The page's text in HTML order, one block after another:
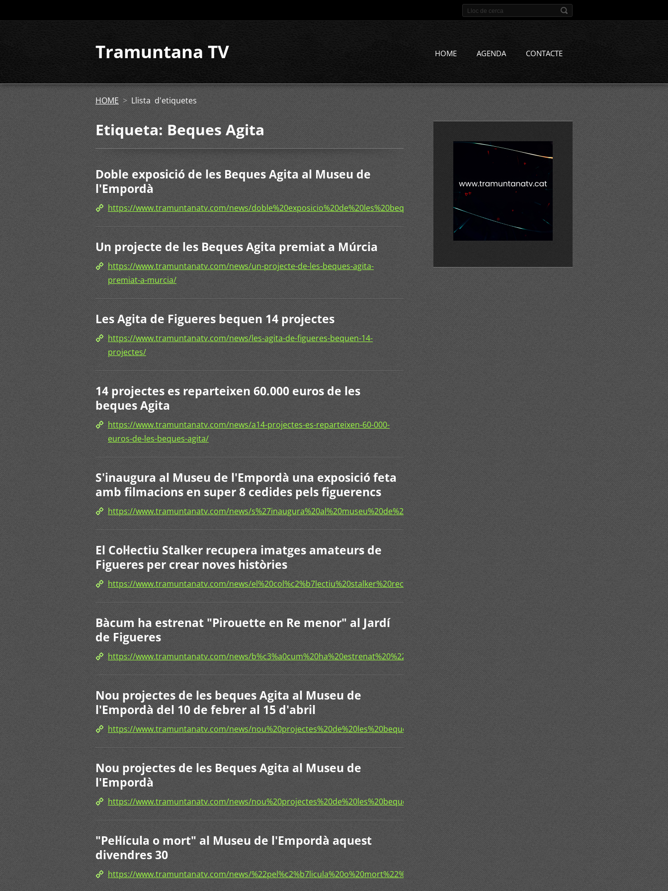
Tramuntana TV HOME AGENDA CONTACTE
HOME > Llista d'etiquetes
Etiqueta: Beques Agita
Doble exposició de les Beques Agita al Museu de
l'Empordà
https://www.tramuntanatv.com/news/doble%20exposicio%20de%20les%20beques%20agita%20al%20museu%20de%20l%27empord%c3%a0/
Un projecte de les Beques Agita premiat a Múrcia
https://www.tramuntanatv.com/news/un-projecte-de-les-beques-agita-
premiat-a-murcia/
Les Agita de Figueres bequen 14 projectes
https://www.tramuntanatv.com/news/les-agita-de-figueres-bequen-14-
projectes/
14 projectes es reparteixen 60.000 euros de les
beques Agita
https://www.tramuntanatv.com/news/a14-projectes-es-reparteixen-60-000-
euros-de-les-beques-agita/
S'inaugura al Museu de l'Empordà una exposició feta
amb filmacions en super 8 cedides pels figuerencs
https://www.tramuntanatv.com/news/
El Col·lectiu Stalker recupera imatges amateurs de
Figueres per crear noves històries
https://www.tramuntanatv.com/news/
Bàcum ha estrenat "Pirouette en Re menor" al Jardí
de Figueres
https://www.tramuntanatv.com/news/
Nou projectes de les beques Agita al Museu de
l'Empordà del 10 de febrer al 15 d'abril
https://www.tramuntanatv.com/news/
Nou projectes de les Beques Agita al Museu de
l'Empordà
https://www.tramuntanatv.com/news/nou%20projectes%20de%20les%20beques%20agita%20al%20museu%20de%20l%27empord%c3%a0%20/
"Pel·lícula o mort" al Museu de l'Empordà aquest
divendres 30
https://www.tramuntanatv.com/news/